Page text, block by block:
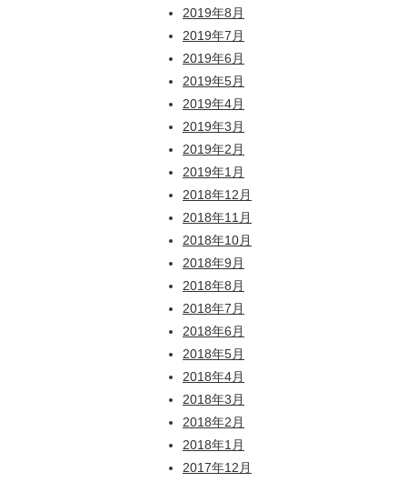
2019年8月
2019年7月
2019年6月
2019年5月
2019年4月
2019年3月
2019年2月
2019年1月
2018年12月
2018年11月
2018年10月
2018年9月
2018年8月
2018年7月
2018年6月
2018年5月
2018年4月
2018年3月
2018年2月
2018年1月
2017年12月